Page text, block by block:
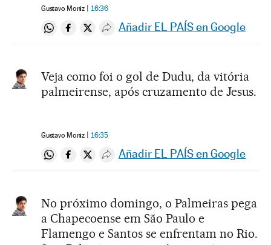
Gustavo Moniz 16:36
Compartir en Whatsapp
Compartir en Facebook
Compartir en Twitter
Desplegar Redes Sociales
Añadir EL PAÍS en Google
Veja como foi o gol de Dudu, da vitória
palmeirense, após cruzamento de Jesus.
Gustavo Moniz 16:35
Compartir en Whatsapp
Compartir en Facebook
Compartir en Twitter
Desplegar Redes Sociales
Añadir EL PAÍS en Google
No próximo domingo, o Palmeiras pega
a Chapecoense em São Paulo e
Flamengo e Santos se enfrentam no Rio.